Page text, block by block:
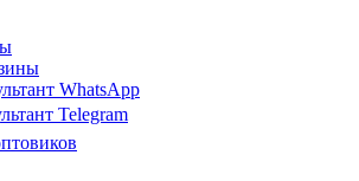
WhatsApp
Telegram